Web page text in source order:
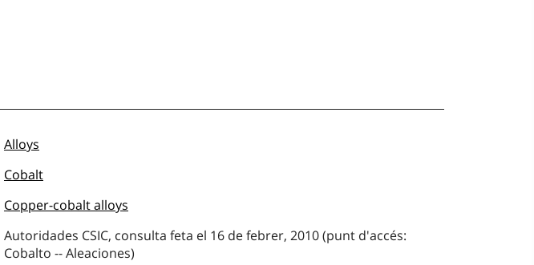
Alloys
Cobalt
Copper-cobalt alloys
Autoridades CSIC, consulta feta el 16 de febrer, 2010 (punt d'accés:
Cobalto -- Aleaciones)